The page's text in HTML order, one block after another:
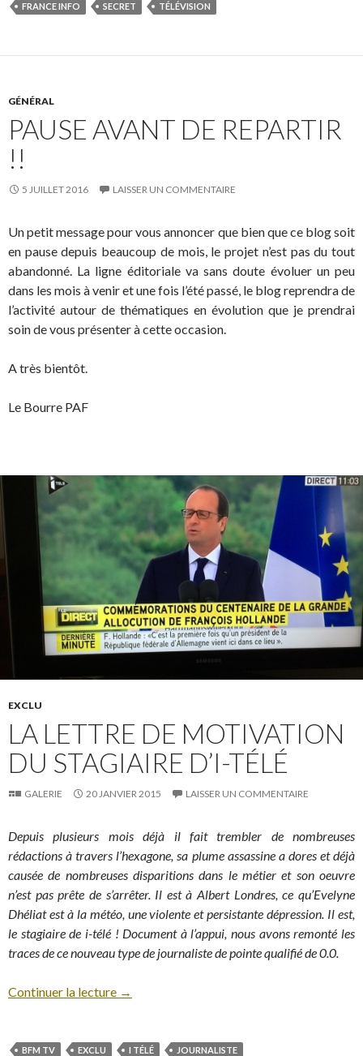
FRANCE INFO SECRET TÉLÉVISION
GÉNÉRAL
PAUSE AVANT DE REPARTIR
!!
5 JUILLET 2016 LAISSER UN COMMENTAIRE
Un petit message pour vous annoncer que bien que ce blog soit
en pause depuis beaucoup de mois, le projet n’est pas du tout
abandonné. La ligne éditoriale va sans doute évoluer un peu
dans les mois à venir et une fois l’été passé, le blog reprendra de
l’activité autour de thématiques en évolution que je prendrai
soin de vous présenter à cette occasion.
A très bientôt.
Le Bourre PAF
EXCLU
LA LETTRE DE MOTIVATION
DU STAGIAIRE D’I-TÉLÉ
GALERIE 20 JANVIER 2015 LAISSER UN COMMENTAIRE
Depuis plusieurs mois déjà il fait trembler de nombreuses
rédactions à travers l’hexagone, sa plume assassine a dores et déjà
causée de nombreuses disparitions dans le métier et son oeuvre
n’est pas prête de s’arrêter. Il est à Albert Londres, ce qu’Evelyne
Dhéliat est à la météo, une violente et persistante dépression. Il est,
le stagiaire de i-télé ! Document à l’appui, nous avons remonté les
traces de ce nouveau type de journaliste de pointe qualifié de 0.0.
Continuer la lecture →
BFM TV EXCLU I TÉLÉ
JOURNALISTE